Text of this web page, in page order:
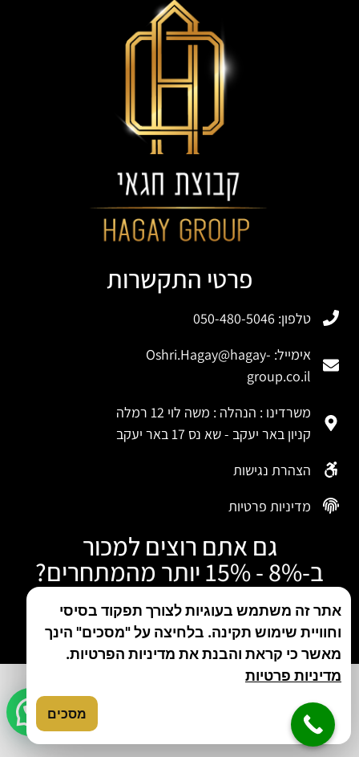
פרטי התקשרות
טלפון: 050-480-5046
אימייל:Oshri.Hagay@hagay-
group.co.il
משרדינו : הנהלה : משה לוי 12 רמלה
קניון באר יעקב - שא נס 17 באר יעקב
הצהרת נגישות
מדיניות פרטיות
גם אתם רוצים למכור
ב-8% - 15% יותר מהמתחרים?
התקשרו עכשיו
טלפון: 050-480-5046
אתר זה משתמש בעוגיות לצורך תפקוד בסיסי
וחוויית שימוש תקינה. בלחיצה על "מסכים" הינך
מאשר כי קראת והבנת את מדיניות הפרטיות.
מדיניות פרטיות
מסכים